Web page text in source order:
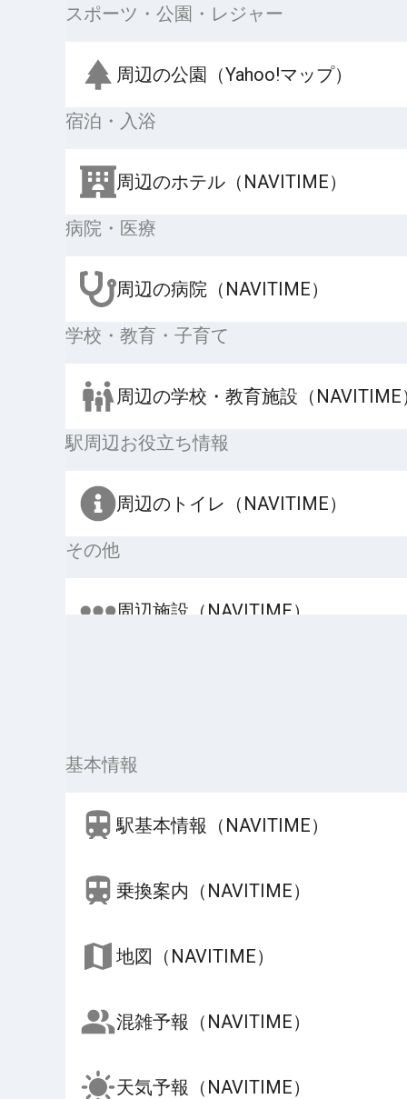
スポーツ・公園・レジャー
周辺の公園（Yahoo!マップ）
宿泊・入浴
周辺のホテル（NAVITIME）
病院・医療
周辺の病院（NAVITIME）
学校・教育・子育て
周辺の学校・教育施設（NAVITIME
駅周辺お役立ち情報
周辺のトイレ（NAVITIME）
その他
周辺施設（NAVITIME）
基本情報
駅基本情報（NAVITIME）
乗換案内（NAVITIME）
地図（NAVITIME）
混雑予報（NAVITIME）
天気予報（NAVITIME）